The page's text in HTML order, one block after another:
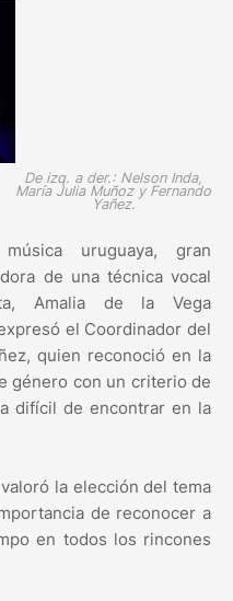
De izq. a der.: Nelson Inda,
María Julia Muñoz y Fernando
Yañez.
uruguaya, gran
de una técnica vocal
Amalia de la Vega
el Coordinador del
quien reconoció en la
género con un criterio de
difícil de encontrar en la
la elección del tema
de reconocer a
en todos los rincones